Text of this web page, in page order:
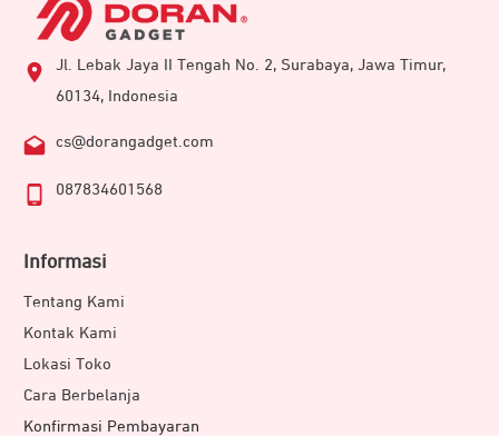
Jl. Lebak Jaya II Tengah No. 2, Surabaya, Jawa Timur,
60134, Indonesia
cs@dorangadget.com
087834601568
Informasi
Tentang Kami
Kontak Kami
Lokasi Toko
Cara Berbelanja
Konfirmasi Pembayaran